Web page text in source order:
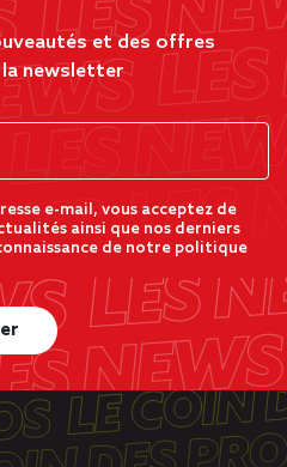
et des offres
newsletter
e-mail, vous acceptez de
ainsi que nos derniers
de notre politique